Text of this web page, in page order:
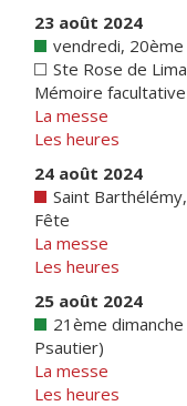
23 août 2024
vendredi, 20ème
Ste Rose de
Mémoire facultative
La messe
Les heures
24 août 2024
Saint
Fête
La messe
Les heures
25 août 2024
21ème
Psautier)
La messe
Les heures